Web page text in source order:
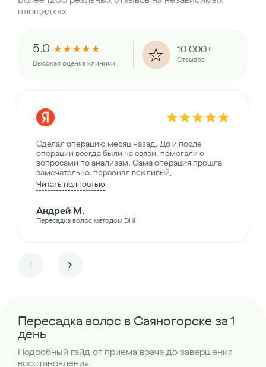
площадках
5.0 ★★★★★
Высокая оценка клиники
10 000+
Отзывов
Сделал операцию месяц назад. До и после
операции всегда были на связи, помогали с
вопросами по анализам. Сама операция прошла
замечательно, персонал вежливый,
Читать полностью
Андрей М.
Пересадка волос методом DHI
Пересадка волос в Саяногорске за 1
день
Подробный гайд от приема врача до завершения
восстановления